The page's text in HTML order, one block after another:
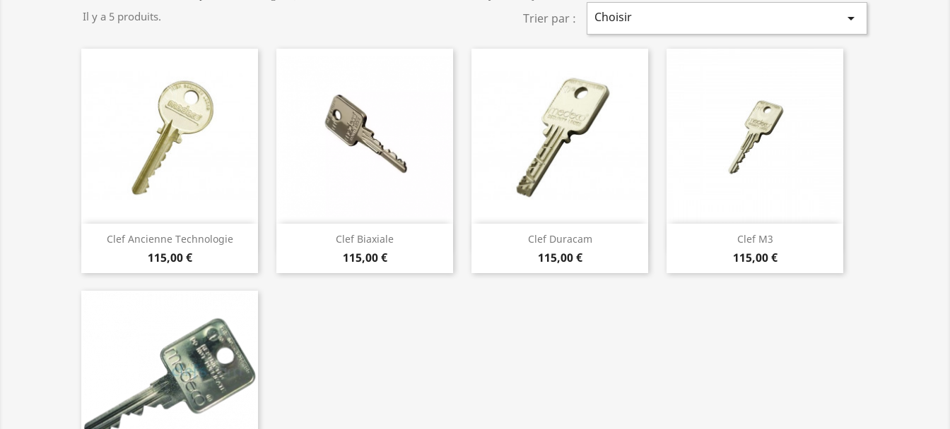
Il y a 5 produits. Trier par : Choisir 
Clef Ancienne Technologie
115,00 €
Aperçu rapide Clef Biaxiale
115,00 €
Aperçu rapide Clef Duracam
115,00 €
Aperçu rapide Clef M3
115,00 €
Aperçu rapide